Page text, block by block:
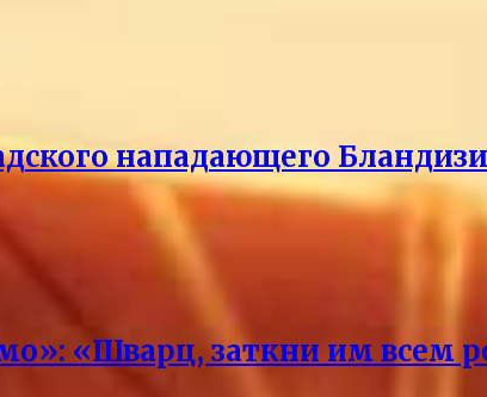
нападающего
«Шварц, заткни им всем